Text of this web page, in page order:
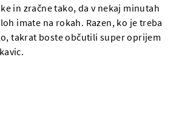
in zračne tako, da v nekaj minutah
imate na rokah. Razen, ko je treba
takrat boste občutili super oprijem